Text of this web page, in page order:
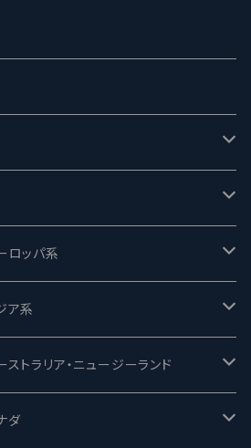
うブルーイング
ンドストーリー
イムズ
ンゴライアス
ト
ロッパ系
Child
ア系
トオブダークネス
トラリア・ニュージーランド
リッジ
ダ